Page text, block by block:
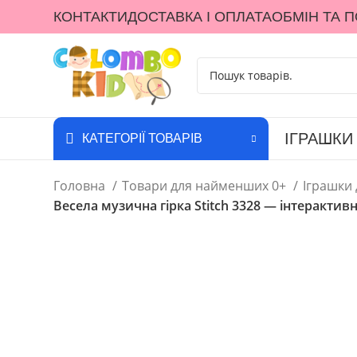
КОНТАКТИДОСТАВКА І ОПЛАТАОБМІН ТА
КАТЕГОРІЇ ТОВАРІВ
Головна Товари для найменших 0+
Весела музична гірка Stitch 3328 —